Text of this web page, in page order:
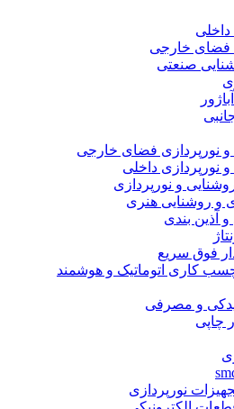
فضای خارجی
صنعتی
و نورپردازی فضای خارجی
نورپردازی داخلی
و نورپردازی
و روشنایی هنری
و آذین بندی
فوق سریع
کاری اتوماتیک و هوشمند
و مصرفی
چاپی
نورپردازی